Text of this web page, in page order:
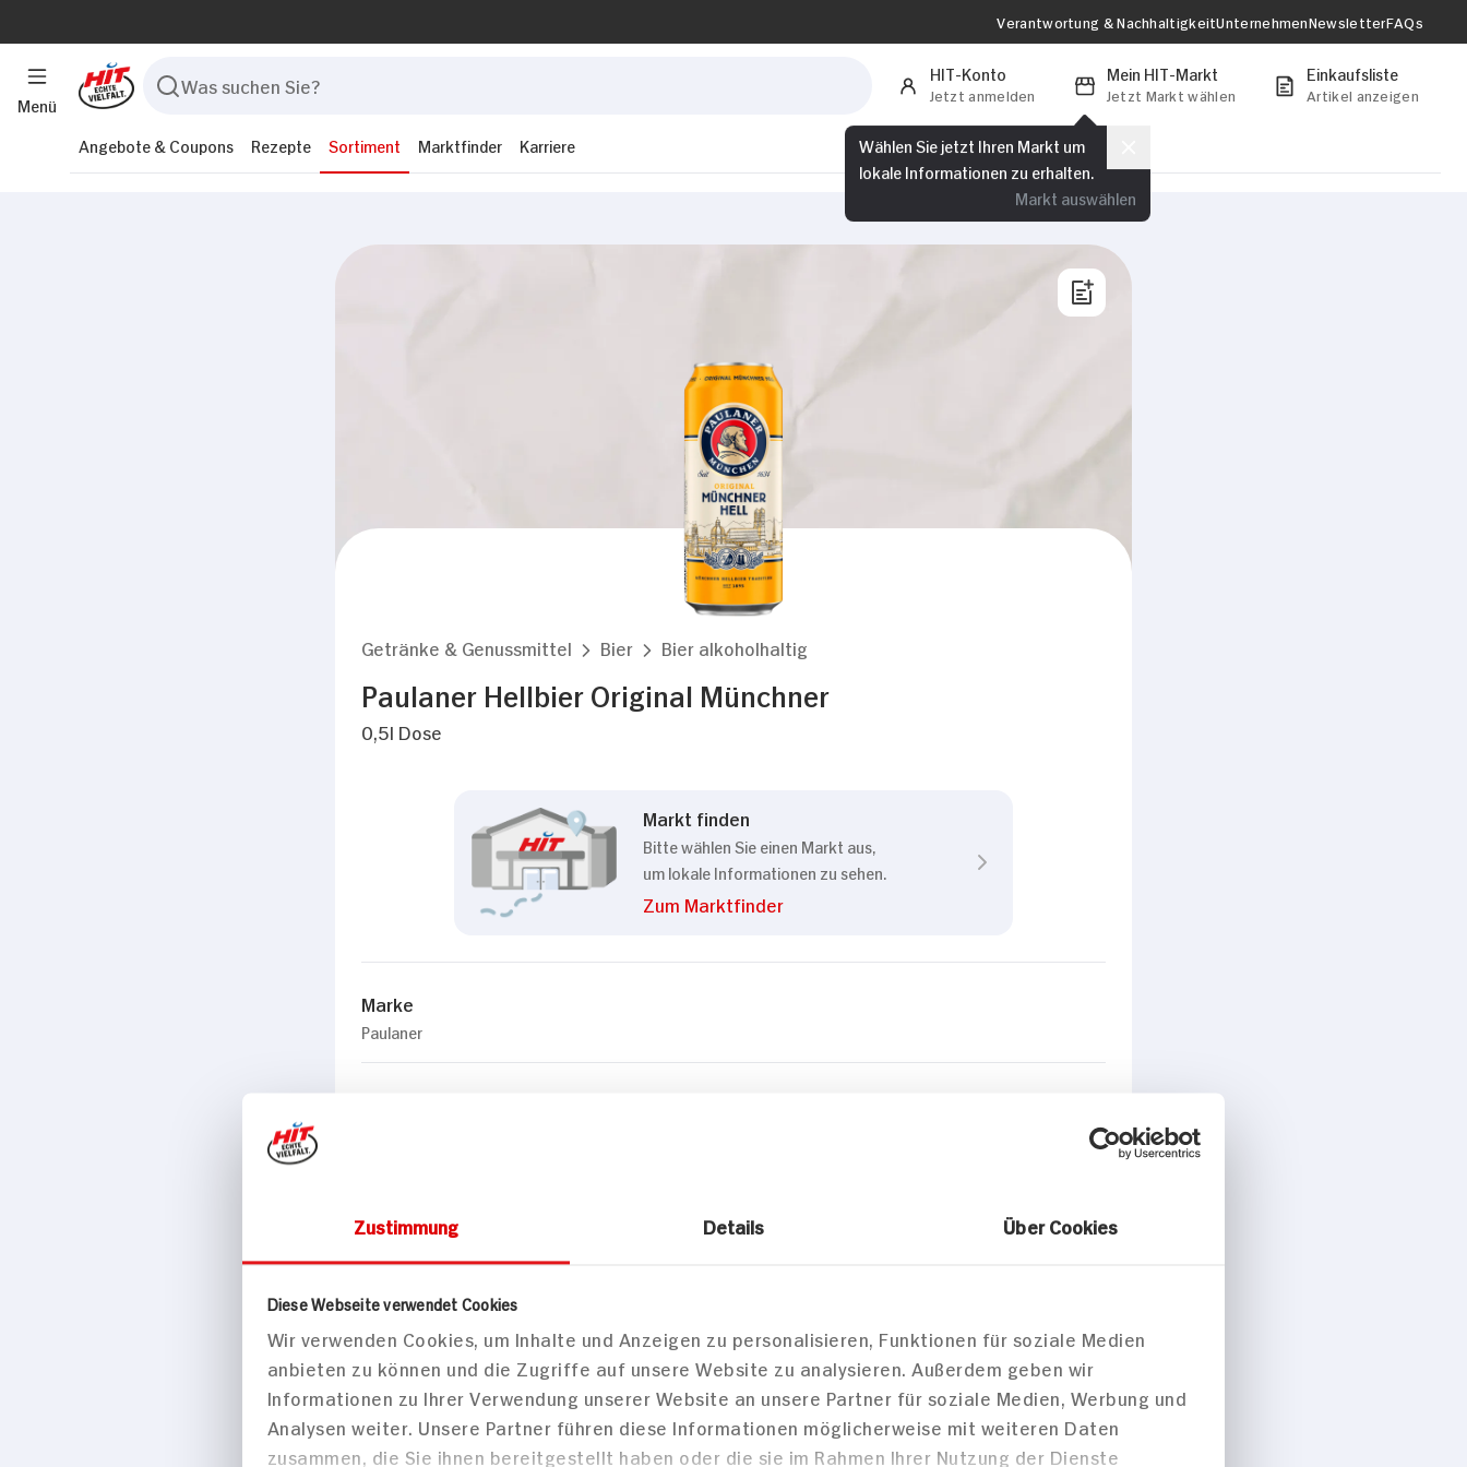
Zustimmung Details Über Cookies
Menü
Verantwortung & NachhaltigkeitUnternehmenNewsletterFAQs
HIT-Konto
Jetzt anmelden
Mein HIT-Markt
Jetzt Markt wählen
Wählen Sie jetzt Ihren Markt um
lokale Informationen zu erhalten.
Markt auswählen
Einkaufsliste
Artikel anzeigen
Angebote & Coupons Rezepte Sortiment Marktfinder Karriere
Getränke & Genussmittel Bier Bier alkoholhaltig
Paulaner Hellbier Original Münchner
0,5l Dose
Markt finden
Bitte wählen Sie einen Markt aus,
um lokale Informationen zu sehen.
Zum Marktfinder
Marke
Paulaner
Fisch-Burger mit
Kabeljau im Bierteig
mit Sour Cream